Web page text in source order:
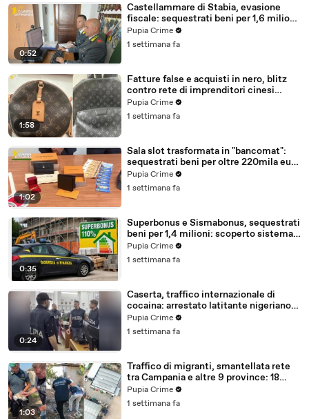
0:52
Castellammare di Stabia, evasione
fiscale: sequestrati beni per 1,6 milioni
ad un consorzio navale (29.07.26)
Pupia Crime
1 settimana fa
1:58
Fatture false e acquisti in nero, blitz
contro rete di imprenditori cinesi
sequestri per 8,5 milioni (29.07.26)
Pupia Crime
1 settimana fa
1:02
Sala slot trasformata in "bancomat":
sequestrati beni per oltre 220mila euro
a due coniugi (29.07.26)
Pupia Crime
1 settimana fa
0:35
Superbonus e Sismabonus, sequestrati
beni per 1,4 milioni: scoperto sistema
con false abitazioni (29.07.26)
Pupia Crime
1 settimana fa
0:24
Caserta, traffico internazionale di
cocaina: arrestato latitante nigeriano
ricercato dal 2019 (28.07.26)
Pupia Crime
1 settimana fa
1:03
Traffico di migranti, smantellata rete
tra Campania e altre 9 province: 18
arresti (27.07.26)
Pupia Crime
1 settimana fa